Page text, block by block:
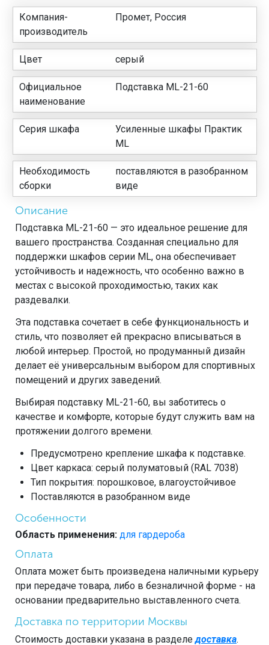
Компания-
производитель
Промет, Россия
Цвет серый
Официальное
наименование
Подставка ML-21-60
Серия шкафа
Усиленные шкафы Практик
ML
Необходимость
сборки
поставляются в разобранном
виде
Описание
Подставка ML-21-60 — это идеальное решение для
вашего пространства. Созданная специально для
поддержки шкафов серии ML, она обеспечивает
устойчивость и надежность, что особенно важно в
местах с высокой проходимостью, таких как
раздевалки.
Эта подставка сочетает в себе функциональность и
стиль, что позволяет ей прекрасно вписываться в
любой интерьер. Простой, но продуманный дизайн
делает её универсальным выбором для спортивных
помещений и других заведений.
Выбирая подставку ML-21-60, вы заботитесь о
качестве и комфорте, которые будут служить вам на
протяжении долгого времени.
Предусмотрено крепление шкафа к подставке.
Цвет каркаса: серый полуматовый (RAL 7038)
Тип покрытия: порошковое, влагоустойчивое
Поставляются в разобранном виде
Особенности
Область применения: для гардероба
Оплата
Оплата может быть произведена наличными курьеру
при передаче товара, либо в безналичной форме - на
основании предварительно выставленного счета.
Доставка по территории Москвы
Стоимость доставки указана в разделедоставка.